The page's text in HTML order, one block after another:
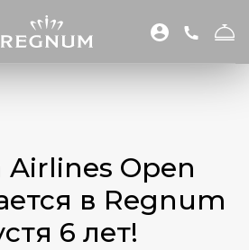
Open
в Regnum
6 лет!